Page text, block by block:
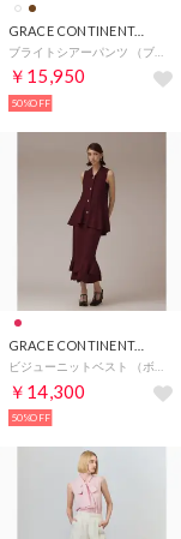
GRACE CONTINENTAL
ブライトシアーパンツ （ブラウン）
￥15,950
50%OFF
GRACE CONTINENTAL
￥14,300
50%OFF